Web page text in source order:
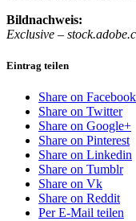
Bildnachweis:
Exclusive –
Eintrag teilen
Share on Facebook
Share on Twitter
Share on Google+
Share on Pinterest
Share on Linkedin
Share on Tumblr
Share on Vk
Share on Reddit
Per E-Mail teilen